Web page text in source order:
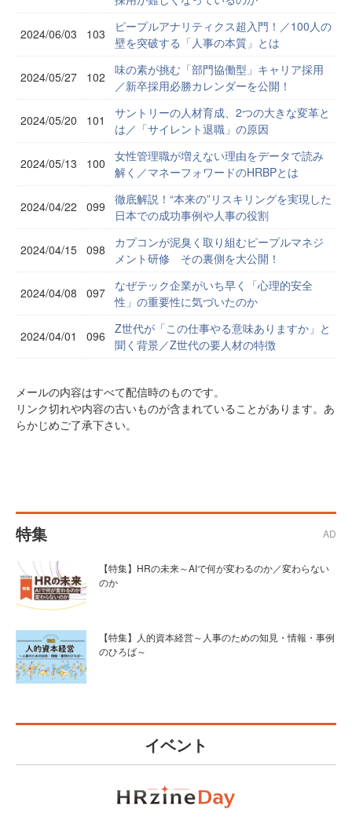
2024/06/03 103
ピープルアナリティクス超入門！／100人の
壁を突破する「人事の本質」とは
2024/05/27 102
味の素が挑む「部門協働型」キャリア採用
／新卒採用必勝カレンダーを公開！
2024/05/20 101
サントリーの人材育成、2つの大きな変革と
は／「サイレント退職」の原因
2024/05/13 100
女性管理職が増えない理由をデータで読み
解く／マネーフォワードのHRBPとは
2024/04/22 099
徹底解説！“本来の”リスキリングを実現した
日本での成功事例や人事の役割
2024/04/15 098
カプコンが泥臭く取り組むピープルマネジ
メント研修 その裏側を大公開！
2024/04/08 097
なぜテック企業がいち早く「心理的安全
性」の重要性に気づいたのか
2024/04/01 096
Z世代が「この仕事やる意味ありますか」と
聞く背景／Z世代の要人材の特徴
メールの内容はすべて配信時のものです。
リンク切れや内容の古いものが含まれていることがあります。あ
らかじめご了承下さい。
特集 AD
【特集】HRの未来～AIで何が変わるのか／変わらない
のか
【特集】人的資本経営～人事のための知見・情報・事例
のひろば～
イベント